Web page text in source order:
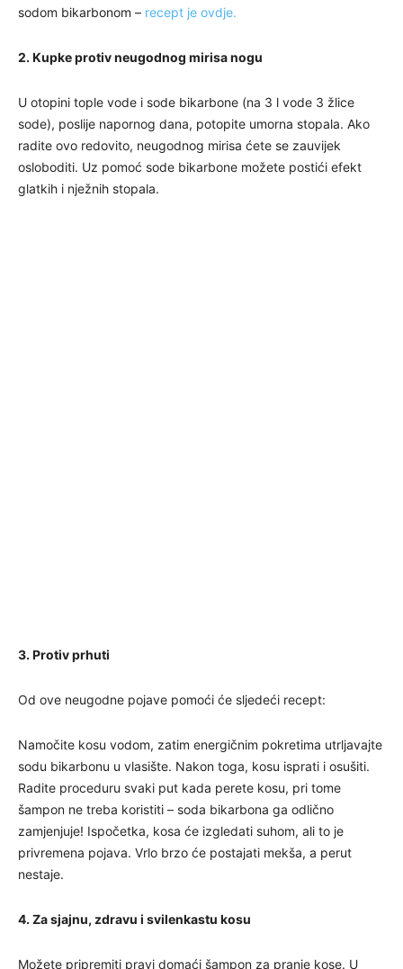
sodom bikarbonom – recept je ovdje.
2. Kupke protiv neugodnog mirisa nogu
U otopini tople vode i sode bikarbone (na 3 l vode 3 žlice
sode), poslije napornog dana, potopite umorna stopala. Ako
radite ovo redovito, neugodnog mirisa ćete se zauvijek
osloboditi. Uz pomoć sode bikarbone možete postići efekt
glatkih i nježnih stopala.
3. Protiv prhuti
Od ove neugodne pojave pomoći će sljedeći recept:
Namočite kosu vodom, zatim energičnim pokretima utrljavajte
sodu bikarbonu u vlasište. Nakon toga, kosu isprati i osušiti.
Radite proceduru svaki put kada perete kosu, pri tome
šampon ne treba koristiti – soda bikarbona ga odlično
zamjenjuje! Ispočetka, kosa će izgledati suhom, ali to je
privremena pojava. Vrlo brzo će postajati mekša, a perut
nestaje.
4. Za sjajnu, zdravu i svilenkastu kosu
Možete pripremiti pravi domaći šampon za pranje kose. U